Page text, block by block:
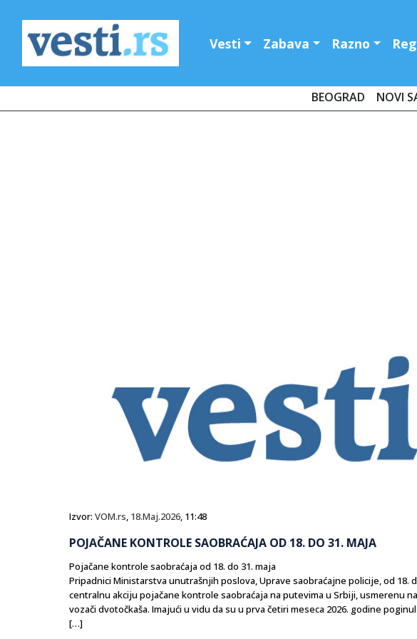
Vesti Zabava Razno
BEOGRAD NOVI
Izvor: VOM.rs, 18.Maj.2026, 11:48
POJAČANE KONTROLE SAOBRAĆAJA OD 18. DO 31. MAJA
Pojačane kontrole saobraćaja od 18. do 31. maja
Pripadnici Ministarstva unutrašnjih poslova, Uprave saobraćajne policije, od 18.
centralnu akciju pojačane kontrole saobraćaja na putevima u Srbiji, usmerenu
vozači dvotočkaša. Imajući u vidu da su u prva četiri meseca 2026. godine
[…]